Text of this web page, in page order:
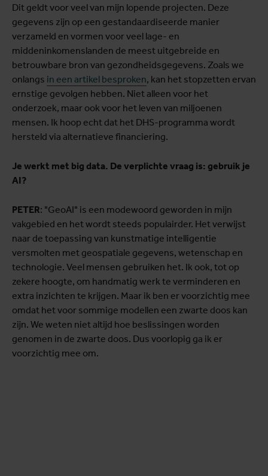
Dit geldt voor veel van mijn lopende projecten. Deze
gegevens zijn op een gestandaardiseerde manier
verzameld en vormen voor veel lage- en
middeninkomenslanden de meest uitgebreide en
betrouwbare bron van gezondheidsgegevens. Zoals we
onlangs in een artikel besproken, kan het stopzetten ervan
ernstige gevolgen hebben. Niet alleen voor het
onderzoek, maar ook voor het leven van miljoenen
mensen. Ik hoop echt dat het DHS-programma wordt
hersteld via alternatieve financiering.
Je werkt met big data. De verplichte vraag is: gebruik je
AI?
PETER: "GeoAI" is een modewoord geworden in mijn
vakgebied en het wordt steeds populairder. Het verwijst
naar de toepassing van kunstmatige intelligentie
versmolten met geospatiale gegevens, wetenschap en
technologie. Veel mensen gebruiken het. Ik ook, tot op
zekere hoogte, om handmatig werk te verminderen en
extra inzichten te krijgen. Maar ik ben er voorzichtig mee
omdat het voor sommige modellen een zwarte doos kan
zijn. We weten niet altijd hoe beslissingen worden
genomen in de zwarte doos. Dus voorlopig ga ik er
voorzichtig mee om.